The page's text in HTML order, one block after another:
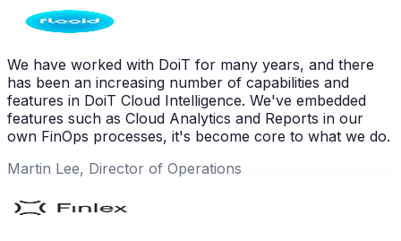
We have worked with DoiT for many years, and there
has been an increasing number of capabilities and
features in DoiT Cloud Intelligence. We've embedded
features such as Cloud Analytics and Reports in our
own FinOps processes, it's become core to what we do.
Martin Lee, Director of Operations